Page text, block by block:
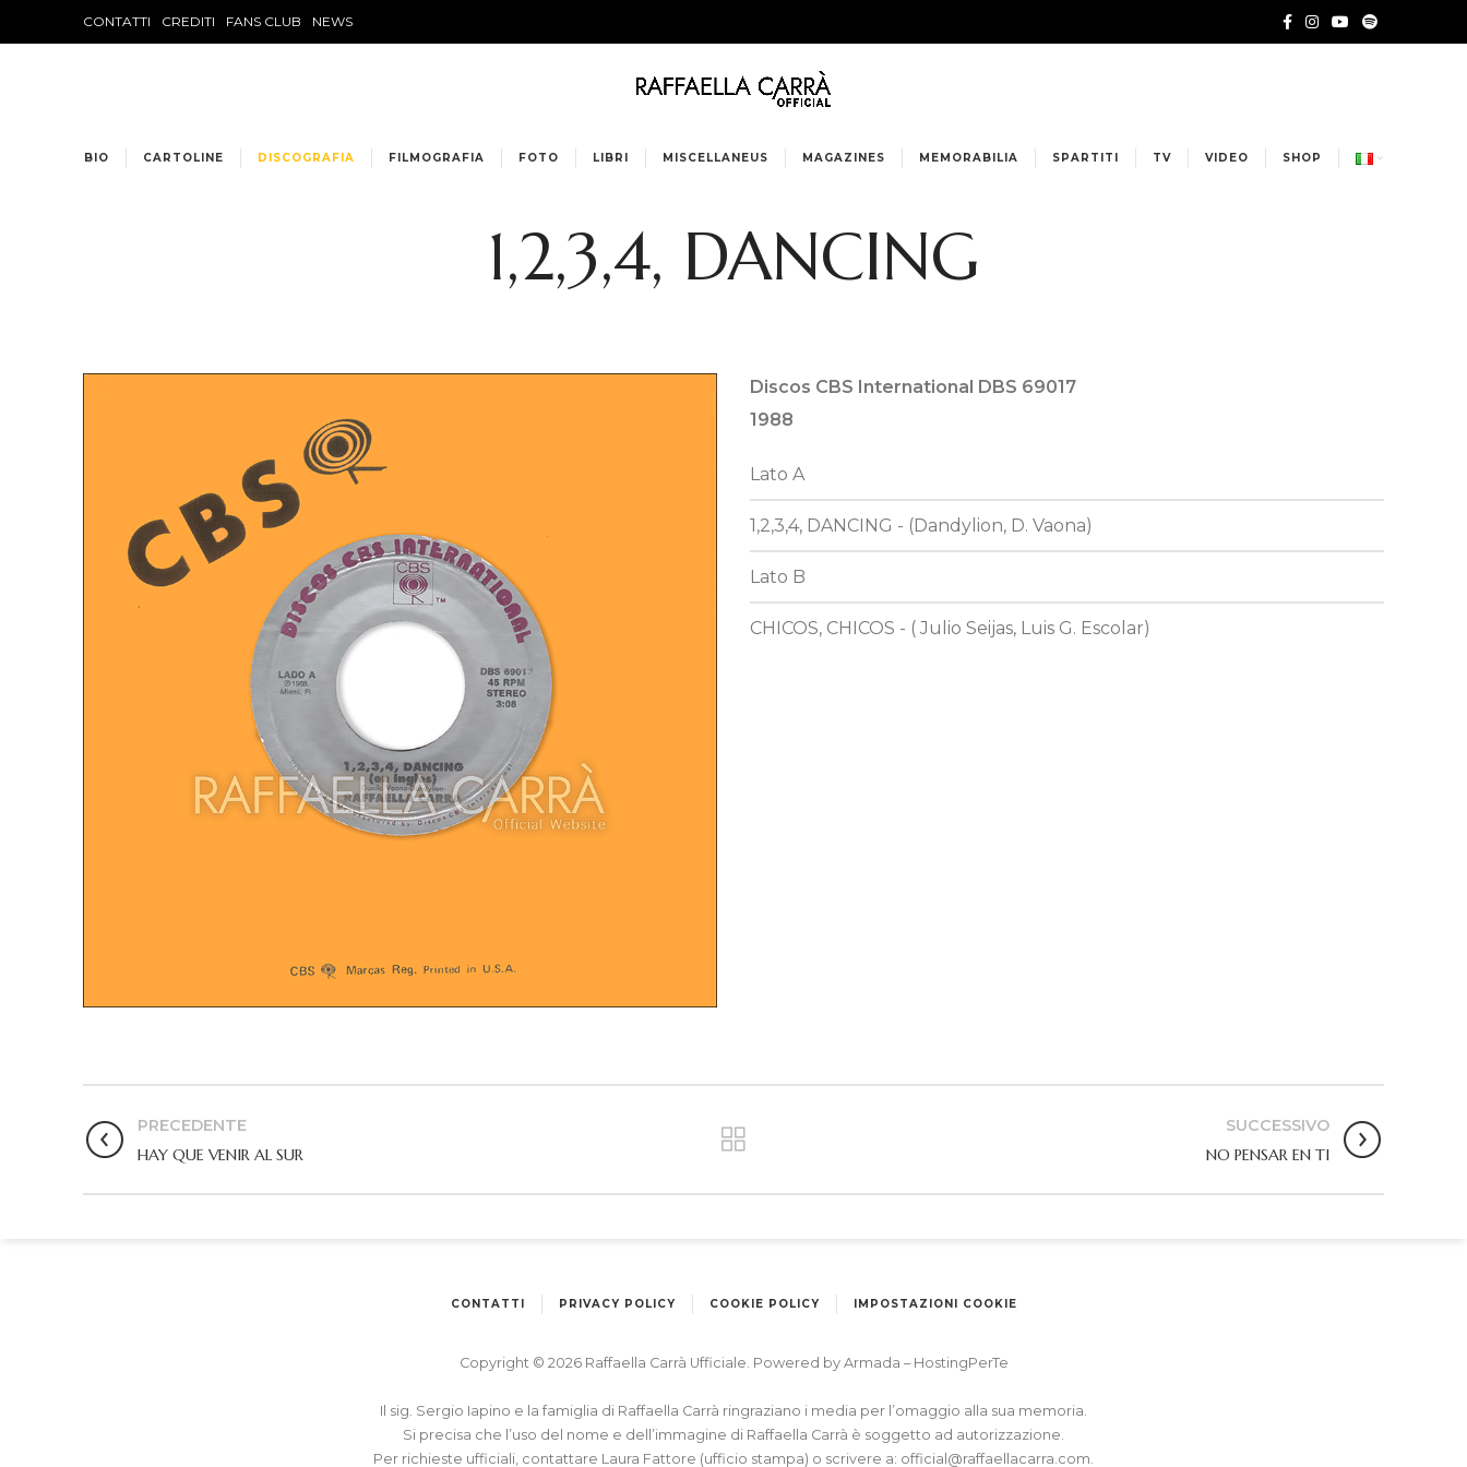
CONTATTI CREDITI FANS CLUB NEWS
BIO CARTOLINE DISCOGRAFIA FILMOGRAFIA FOTO LIBRI MISCELLANEUS MAGAZINES MEMORABILIA SPARTITI TV VIDEO SHOP
1,2,3,4, DANCING
Discos CBS International DBS 69017
1988
Lato A
1,2,3,4, DANCING - (Dandylion, D. Vaona)
Lato B
CHICOS, CHICOS - ( Julio Seijas, Luis G. Escolar)
PRECEDENTE
HAY QUE VENIR AL SUR
SUCCESSIVO
NO PENSAR EN TI
CONTATTI PRIVACY POLICY COOKIE POLICY IMPOSTAZIONI COOKIE
Copyright © 2026 Raffaella Carrà Ufficiale. Powered by Armada – HostingPerTe
Il sig. Sergio Iapino e la famiglia di Raffaella Carrà ringraziano i media per l’omaggio alla sua memoria.
Si precisa che l’uso del nome e dell’immagine di Raffaella Carrà è soggetto ad autorizzazione.
Per richieste ufficiali, contattare Laura Fattore (ufficio stampa) o scrivere a: official@raffaellacarra.com.